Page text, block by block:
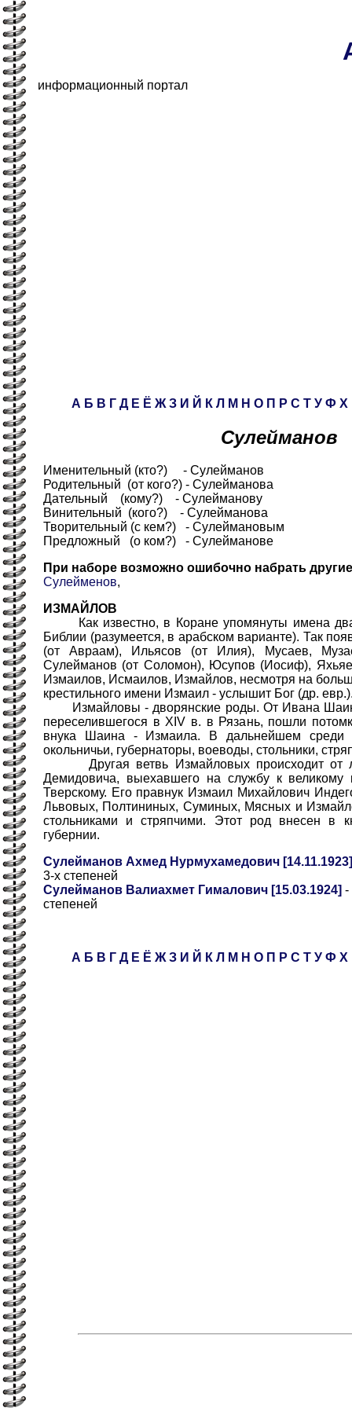
информационный портал
А Б В Г Д Е Ё Ж З И Й К Л М Н О П Р С Т У Ф Х
Сулейманов
Именительный (кто?) - Сулейманов
Родительный (от кого?) - Сулейманова
Дательный (кому?) - Сулейманову
Винительный (кого?) - Сулейманова
Творительный (с кем?) - Сулеймановым
Предложный (о ком?) - Сулейманове
При наборе возможно ошибочно набрать
Сулейменов,
ИЗМАЙЛОВ
Как известно, в Коране упомянуты имена
Библии (разумеется, в арабском варианте). Так
(от Авраам), Ильясов (от Илия), Мусаев,
Сулейманов (от Соломон), Юсупов (Иосиф),
Измаилов, Исмаилов, Измайлов, несмотря на
крестильного имени Измаил - услышит Бог (др.
Измайловы - дворянские роды. От Ивана
переселившегося в XIV в. в Рязань, пошли
внука Шаина - Измаила. В дальнейшем среди
окольничьи, губернаторы, воеводы, стольники,
Другая ветвь Измайловых происходит от
Демидовича, выехавшего на службу к великому
Тверскому. Его правнук Измаил Михайлович
Львовых, Полтининых, Суминых, Мясных и
стольниками и стряпчими. Этот род внесен в
губернии.
Сулейманов Ахмед Нурмухамедович [14.11.1923]
3-х степеней
Сулейманов Валиахмет Гималович [15.03.1924] -
степеней
А Б В Г Д Е Ё Ж З И Й К Л М Н О П Р С Т У Ф Х